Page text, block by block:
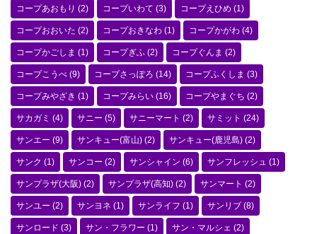
コープあおもり (2) コープいわて (3) コープえひめ (1)
コープおおいた (2) コープおきなわ (1) コープかがわ (4)
コープかごしま (1) コープぎふ (2) コープぐんま (2)
コープこうべ (9) コープさっぽろ (14) コープふくしま (3)
コープみやざき (1) コープみらい (16) コープやまぐち (2)
サカガミ (4) サニー (5) サニーマート (2) サミット (24)
サンエー (9) サンキュー(富山) (2) サンキュー(鹿児島) (2)
サンク (1) サンコー (2) サンシャイン (6) サンフレッシュ (1)
サンプラザ(大阪) (2) サンプラザ(高知) (2) サンマート (2)
サンユー (2) サンヨネ (1) サンライフ (1) サンリブ (8)
サンロード (3) サン・フラワー (1) サン・マルシェ (2)